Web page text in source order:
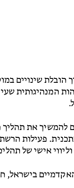
שינויים
המנהיגותית
את
פעילות הרשת
אישי של